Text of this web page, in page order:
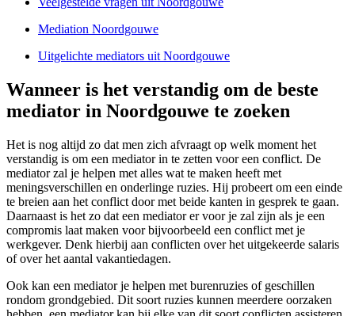
Mediation Noordgouwe
Uitgelichte mediators uit Noordgouwe
Wanneer is het verstandig om de beste
mediator in Noordgouwe te zoeken
Het is nog altijd zo dat men zich afvraagt op welk moment het
verstandig is om een mediator in te zetten voor een conflict. De
mediator zal je helpen met alles wat te maken heeft met
meningsverschillen en onderlinge ruzies. Hij probeert om een einde
te breien aan het conflict door met beide kanten in gesprek te gaan.
Daarnaast is het zo dat een mediator er voor je zal zijn als je een
compromis laat maken voor bijvoorbeeld een conflict met je
werkgever. Denk hierbij aan conflicten over het uitgekeerde salaris
of over het aantal vakantiedagen.
Ook kan een mediator je helpen met burenruzies of geschillen
rondom grondgebied. Dit soort ruzies kunnen meerdere oorzaken